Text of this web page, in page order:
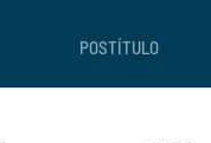
POSTÍTULO